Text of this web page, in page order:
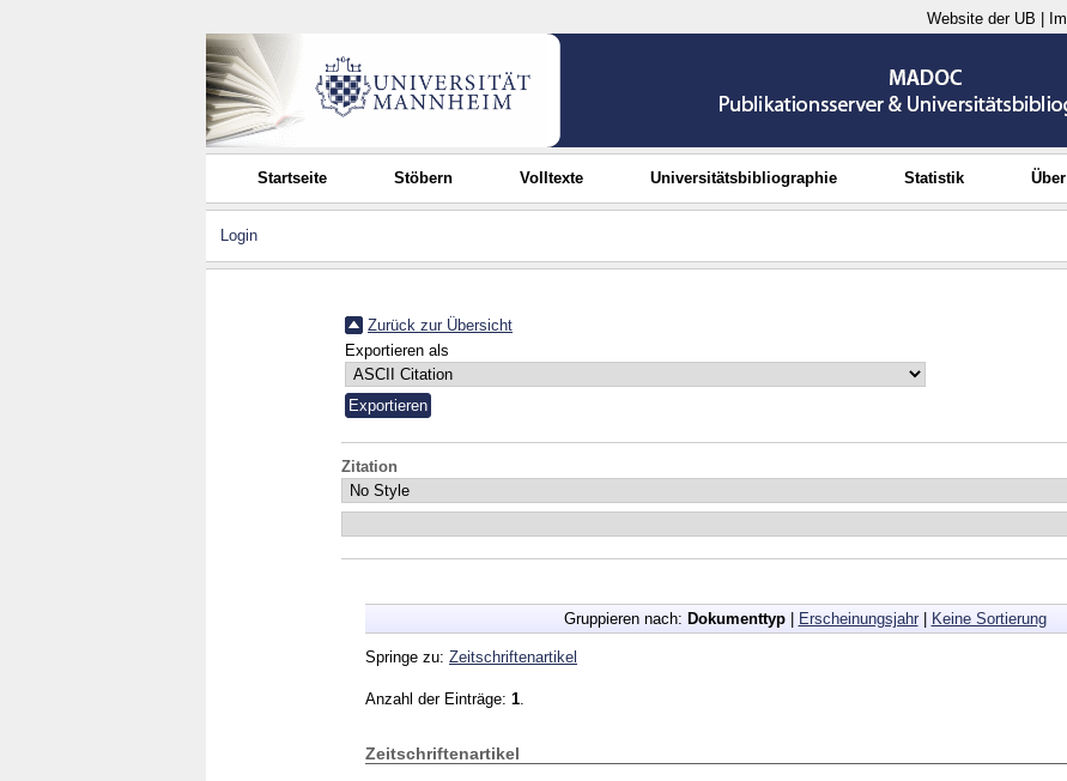
Website der UB
Startseite Stöbern Volltexte Universitätsbibliographie Statistik
Login
Zurück zur Übersicht
Exportieren als
Zitation
Gruppieren nach: Dokumenttyp| Erscheinungsjahr| Keine Sortierung
Springe zu: Zeitschriftenartikel
Anzahl der Einträge: 1
Zeitschriftenartikel